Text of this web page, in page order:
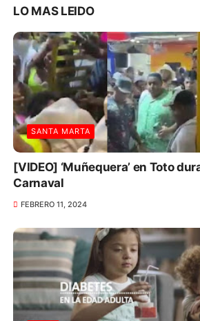
LO MAS LEIDO
SANTA MARTA
[VIDEO] ‘Muñequera’ en Toto
Carnaval
FEBRERO 11, 2024